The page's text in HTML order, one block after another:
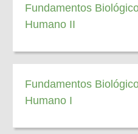
Fundamentos
Humano II
Fundamentos
Humano I